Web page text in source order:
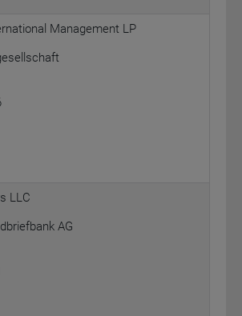
Management LP
LLC
AG